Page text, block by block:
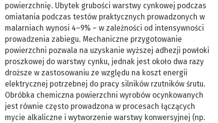
powierzchnię. Ubytek grubości warstwy cynkowej podczas
omiatania podczas testów praktycznych prowadzonych w
malarniach wynosi 4–9% – w zależności od intensywności
prowadzenia zabiegu. Mechaniczne przygotowanie
powierzchni pozwala na uzyskanie wyższej adhezji powłoki
proszkowej do warstwy cynku, jednak jest około dwa razy
droższe w zastosowaniu ze względu na koszt energii
elektrycznej potrzebnej do pracy silników rzutników śrutu.
Obróbka chemiczna powierzchni wyrobów ocynkowanych
jest równie często prowadzona w procesach łączących
mycie alkaliczne i wytworzenie warstwy konwersyjnej (np.